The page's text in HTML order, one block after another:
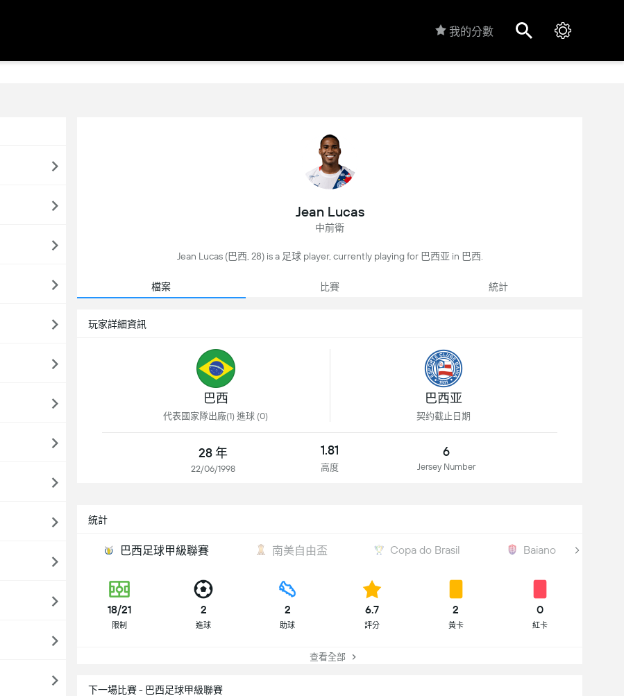
我的分數
Jean Lucas
中前衛
Jean Lucas (巴西, 28) is a 足球 player, currently playing for 巴西亚 in 巴西.
檔案 比賽 統計
玩家詳細資訊
巴西
代表國家隊出廠(1) 進球 (0)
巴西亚
契约截止日期
28 年
22/06/1998
1.81
高度
6
Jersey Number
統計
巴西足球甲級聯賽 南美自由盃 Copa do Brasil Baiano
18/21
限制
2
進球
2
助球
6.7
評分
2
黃卡
0
紅卡
查看全部
下一場比賽 - 巴西足球甲級聯賽